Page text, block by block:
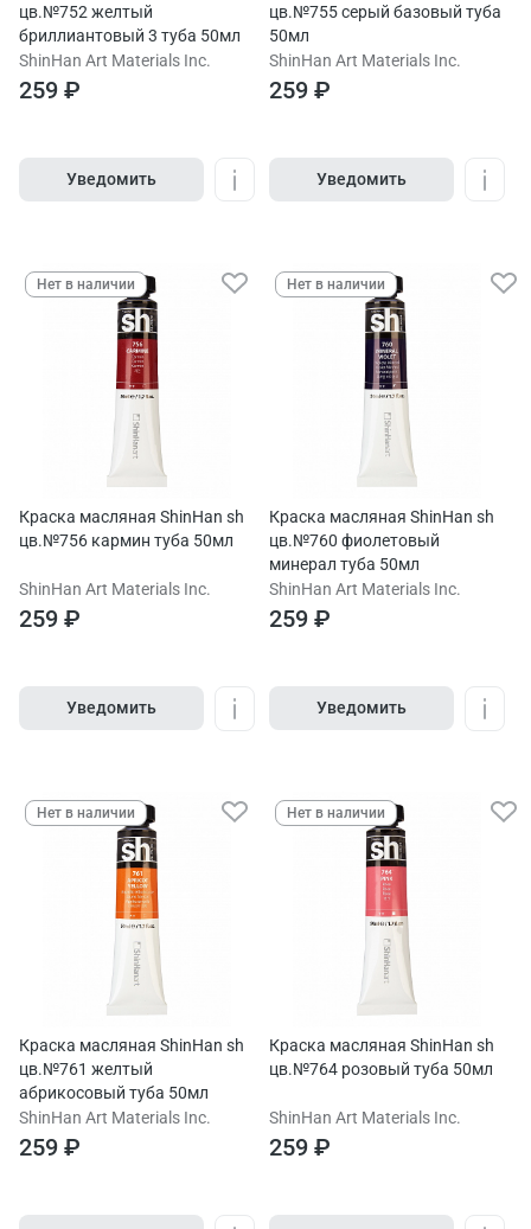
цв.№752 желтый
бриллиантовый 3 туба 50мл
ShinHan Art Materials Inc.
259 ₽
Уведомить
цв.№755 серый базовый туба
50мл
ShinHan Art Materials Inc.
259 ₽
Уведомить
Нет в наличии
Краска масляная ShinHan sh
цв.№756 кармин туба 50мл
ShinHan Art Materials Inc.
259 ₽
Уведомить
Нет в наличии
Краска масляная ShinHan sh
цв.№760 фиолетовый
минерал туба 50мл
ShinHan Art Materials Inc.
259 ₽
Уведомить
Нет в наличии
Краска масляная ShinHan sh
цв.№761 желтый
абрикосовый туба 50мл
ShinHan Art Materials Inc.
259 ₽
Нет в наличии
Краска масляная ShinHan sh
цв.№764 розовый туба 50мл
ShinHan Art Materials Inc.
259 ₽